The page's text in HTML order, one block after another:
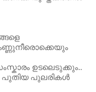
ഉടലെടുക്കും..
പുതിയ പുലരികൾ